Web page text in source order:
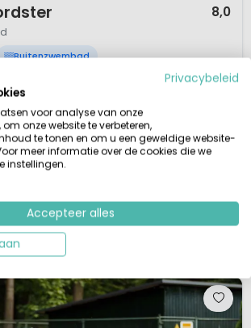
8,0
Buitenzwembad
de kleintjes
RCN de Noordster in Drenthe, bij het plaatsje
gasten genieten van hun welverdiende Drentse
dit vakantiepark (4 sterren) is veel meer dan alleen
vakantiepark in DrentheOp RC...
Privacybeleid
voor analyse van onze
onze website te verbeteren,
te tonen en om u een geweldige website-
meer informatie over de cookies die we
instellingen.
Accepteer alles